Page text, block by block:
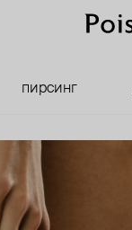
пирсинг